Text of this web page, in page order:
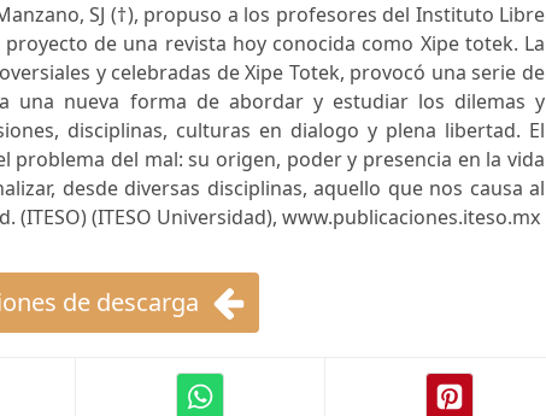
SJ (†), propuso a los profesores del Instituto Libre
proyecto de una revista hoy conocida como Xipe totek. La
y celebradas de Xipe Totek, provocó una serie de
una nueva forma de abordar y estudiar los dilemas y
disciplinas, culturas en dialogo y plena libertad. El
del mal: su origen, poder y presencia en la vida
desde diversas disciplinas, aquello que nos causa al
(ITESO Universidad), www.publicaciones.iteso.mx
de descarga